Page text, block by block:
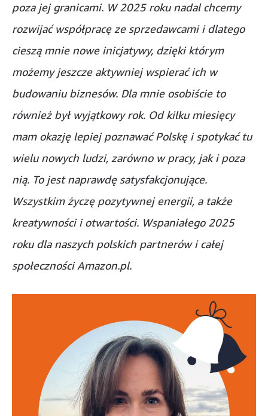
poza jej granicami. W 2025 roku nadal chcemy
rozwijać współpracę ze sprzedawcami i dlatego
cieszą mnie nowe inicjatywy, dzięki którym
możemy jeszcze aktywniej wspierać ich w
budowaniu biznesów. Dla mnie osobiście to
również był wyjątkowy rok. Od kilku miesięcy
mam okazję lepiej poznawać Polskę i spotykać tu
wielu nowych ludzi, zarówno w pracy, jak i poza
nią. To jest naprawdę satysfakcjonujące.
Wszystkim życzę pozytywnej energii, a także
kreatywności i otwartości. Wspaniałego 2025
roku dla naszych polskich partnerów i całej
społeczności Amazon.pl.